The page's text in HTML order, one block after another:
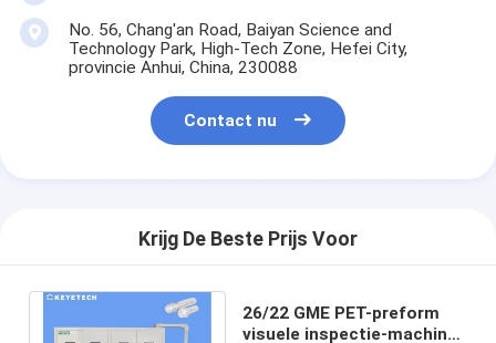
No. 56, Chang'an Road, Baiyan Science and
Technology Park, High-Tech Zone, Hefei City,
provincie Anhui, China, 230088
Contact nu
Krijg De Beste Prijs Voor
26/22 GME PET-preform
visuele inspectie-machine